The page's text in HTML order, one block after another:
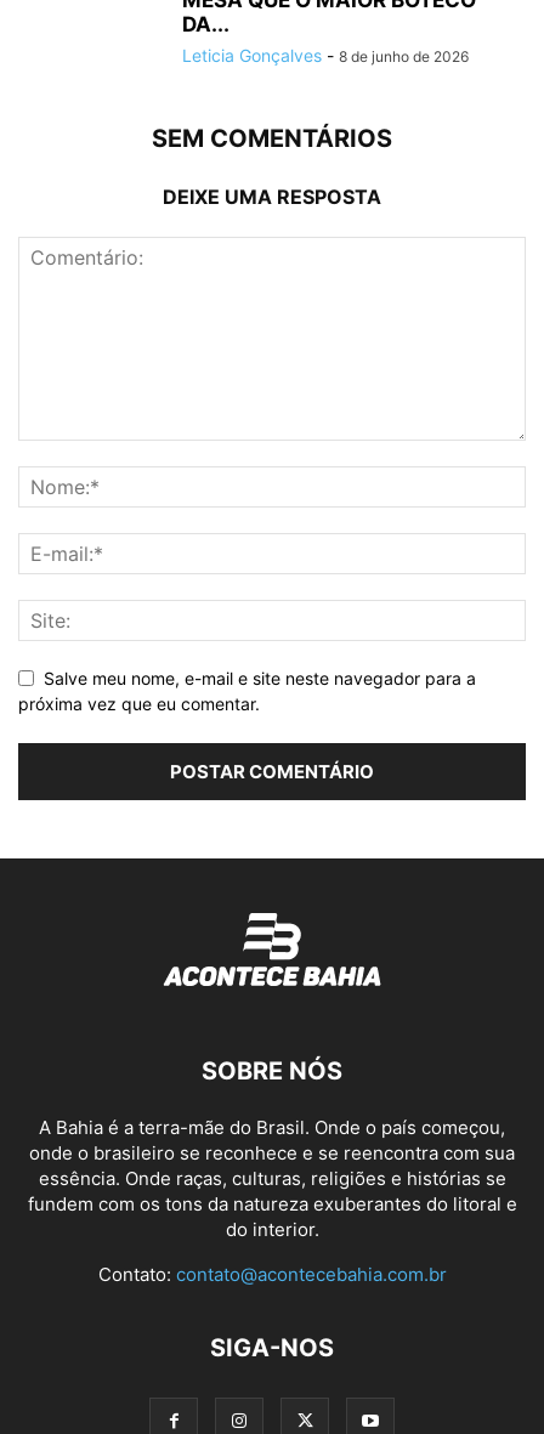
DA...
Leticia Gonçalves - 8 de junho de 2026
SEM COMENTÁRIOS
DEIXE UMA RESPOSTA
Salve meu nome, e-mail e site neste navegador para a
próxima vez que eu comentar.
SOBRE NÓS
A Bahia é a terra-mãe do Brasil. Onde o país começou,
onde o brasileiro se reconhece e se reencontra com sua
essência. Onde raças, culturas, religiões e histórias se
fundem com os tons da natureza exuberantes do litoral e
do interior.
Contato: contato@acontecebahia.com.br
SIGA-NOS